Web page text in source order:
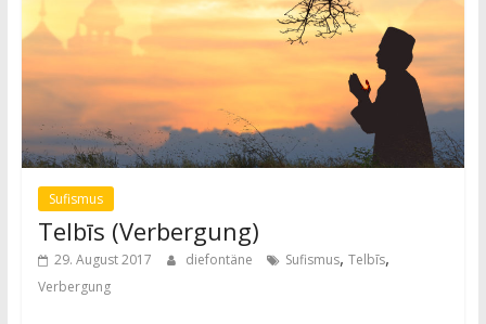
Sufismus
Telbīs (Verbergung)
29. August 2017 diefontäne Sufismus, Telbīs,
Verbergung